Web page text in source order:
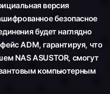
версия
безопасное
будет наглядно
ADM, гарантируя, что
NAS ASUSTOR, смогут
компьютерным